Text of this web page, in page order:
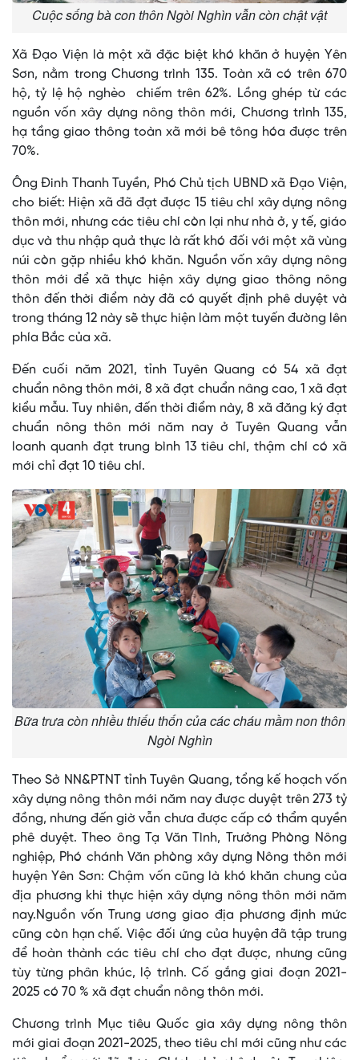
Cuộc sống bà con thôn Ngòi Nghìn vẫn còn chật vật
Xã Đạo Viện là một xã đặc biệt khó khăn ở huyện Yên
Sơn, nằm trong Chương trình 135. Toàn xã có trên 670
hộ, tỷ lệ hộ nghèo chiếm trên 62%. Lồng ghép từ các
nguồn vốn xây dựng nông thôn mới, Chương trình 135,
hạ tầng giao thông toàn xã mới bê tông hóa được trên
70%.
Ông Đinh Thanh Tuyền, Phó Chủ tịch UBND xã Đạo Viện,
cho biết: Hiện xã đã đạt được 15 tiêu chí xây dựng nông
thôn mới, nhưng các tiêu chí còn lại như nhà ở, y tế, giáo
dục và thu nhập quả thực là rất khó đối với một xã vùng
núi còn gặp nhiều khó khăn. Nguồn vốn xây dựng nông
thôn mới để xã thực hiện xây dựng giao thông nông
thôn đến thời điểm này đã có quyết định phê duyệt và
trong tháng 12 này sẽ thực hiện làm một tuyến đường lên
phía Bắc của xã.
Đến cuối năm 2021, tỉnh Tuyên Quang có 54 xã đạt
chuẩn nông thôn mới, 8 xã đạt chuẩn nâng cao, 1 xã đạt
kiểu mẫu. Tuy nhiên, đến thời điểm này, 8 xã đăng ký đạt
chuẩn nông thôn mới năm nay ở Tuyên Quang vẫn
loanh quanh đạt trung bình 13 tiêu chí, thậm chí có xã
mới chỉ đạt 10 tiêu chí.
Bữa trưa còn nhiều thiếu thốn của các cháu mầm non thôn
Ngòi Nghìn
Theo Sở NN&PTNT tỉnh Tuyên Quang, tổng kế hoạch vốn
xây dựng nông thôn mới năm nay được duyệt trên 273 tỷ
đồng, nhưng đến giờ vẫn chưa được cấp có thẩm quyền
phê duyệt. Theo ông Tạ Văn Tình, Trưởng Phòng Nông
nghiệp, Phó chánh Văn phòng xây dựng Nông thôn mới
huyện Yên Sơn: Chậm vốn cũng là khó khăn chung của
địa phương khi thực hiện xây dựng nông thôn mới năm
nay.Nguồn vốn Trung ương giao địa phương định mức
cũng còn hạn chế. Việc đối ứng của huyện đã tập trung
để hoàn thành các tiêu chí cho đạt được, nhưng cũng
tùy từng phân khúc, lộ trình. Cố gắng giai đoạn 2021-
2025 có 70 % xã đạt chuẩn nông thôn mới.
Chương trình Mục tiêu Quốc gia xây dựng nông thôn
mới giai đoạn 2021-2025, theo tiêu chí mới cũng như các